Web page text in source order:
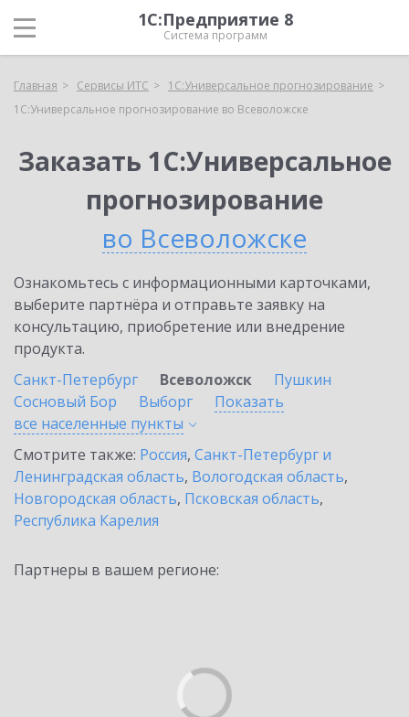
1С:Предприятие 8
Система программ
Главная Сервисы ИТС
1С:Универсальное прогнозирование
1С:Универсальное прогнозирование во Всеволожске
Заказать 1С:Универсальное
прогнозирование
во Всеволожске
Ознакомьтесь с информационными карточками,
выберите партнёра и отправьте заявку на
консультацию, приобретение или внедрение
продукта.
Санкт-Петербург
Всеволожск
Пушкин
Сосновый Бор
Выборг
Показать
все населенные пункты
Смотрите также: Россия, Санкт-Петербург и
Ленинградская область, Вологодская область,
Новгородская область, Псковская область,
Республика Карелия
Партнеры в вашем регионе: